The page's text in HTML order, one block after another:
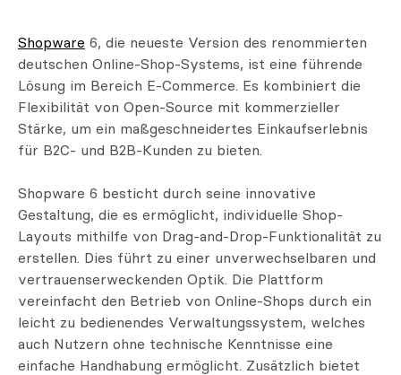
Shopware 6, die neueste Version des renommierten
deutschen Online-Shop-Systems, ist eine führende
Lösung im Bereich E-Commerce. Es kombiniert die
Flexibilität von Open-Source mit kommerzieller
Stärke, um ein maßgeschneidertes Einkaufserlebnis
für B2C- und B2B-Kunden zu bieten.
Shopware 6 besticht durch seine innovative
Gestaltung, die es ermöglicht, individuelle Shop-
Layouts mithilfe von Drag-and-Drop-Funktionalität zu
erstellen. Dies führt zu einer unverwechselbaren und
vertrauenserweckenden Optik. Die Plattform
vereinfacht den Betrieb von Online-Shops durch ein
leicht zu bedienendes Verwaltungssystem, welches
auch Nutzern ohne technische Kenntnisse eine
einfache Handhabung ermöglicht. Zusätzlich bietet